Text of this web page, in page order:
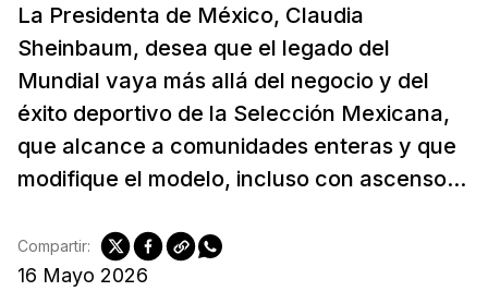
La Presidenta de México, Claudia
Sheinbaum, desea que el legado del
Mundial vaya más allá del negocio y del
éxito deportivo de la Selección Mexicana,
que alcance a comunidades enteras y que
modifique el modelo, incluso con ascenso...
16 Mayo 2026
Compartir: